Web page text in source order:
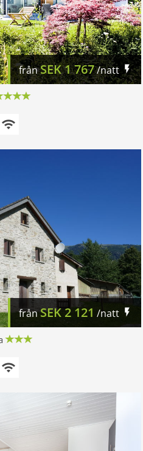
frånSEK1 767/natt
frånSEK2 121 /natt